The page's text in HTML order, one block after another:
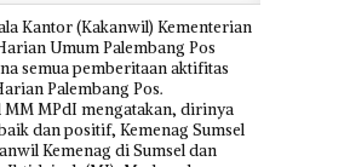
Kantor (Kakanwil) Kementerian
Umum Palembang Pos
semua pemberitaan aktifitas
Palembang Pos.
MM MPdI mengatakan, dirinya
dan positif, Kemenag Sumsel
Kemenag di Sumsel dan